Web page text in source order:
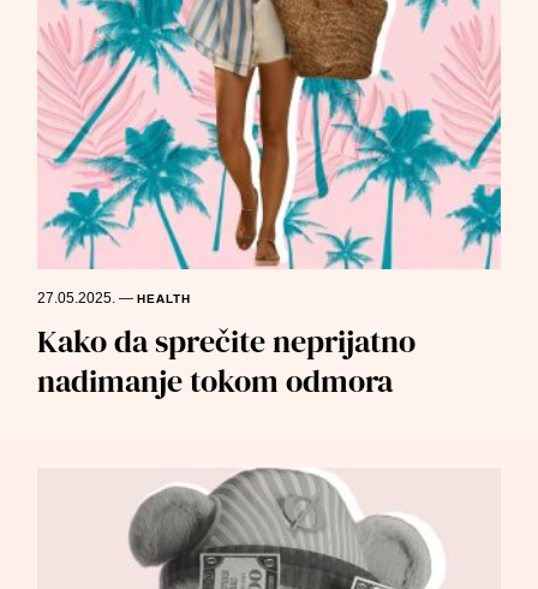
27.05.2025.—HEALTH
Kako da sprečite neprijatno
nadimanje tokom odmora